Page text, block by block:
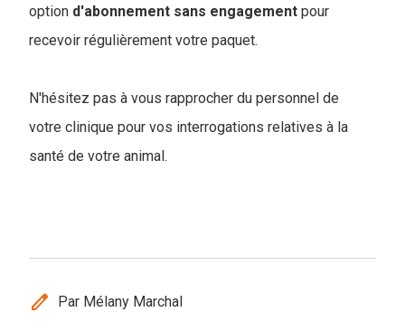
option d'abonnement sans engagement pour
recevoir régulièrement votre paquet.
N'hésitez pas à vous rapprocher du personnel de
votre clinique pour vos interrogations relatives à la
santé de votre animal.
edit Par Mélany Marchal